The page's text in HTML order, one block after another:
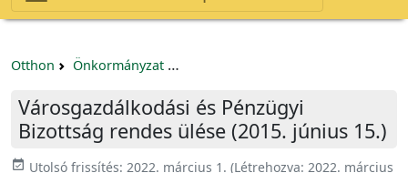
Otthon Önkormányzat
Városgazdálkodási és Pénzügyi
Bizottság rendes ülése (2015. június 15.)
event_available Utolsó frissítés: 2022. március 1. (Létrehozva: 2022. március